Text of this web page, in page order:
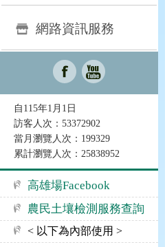
網路資訊服務
自115年1月1日
訪客人次：53372902
當月瀏覽人次：199329
累計瀏覽人次：25838952
高雄場Facebook
農民土壤檢測服務查詢
< 以下為內部使用 >